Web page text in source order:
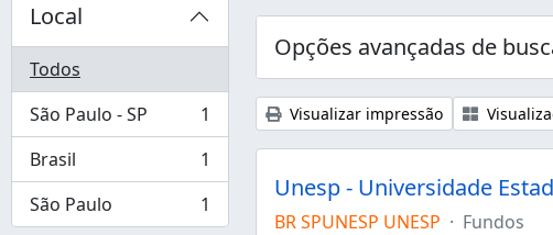
Local
Todos
São Paulo - SP
, 1 resultados
1
Brasil
, 1 resultados
1
São Paulo
, 1 resultados 1
Opções avançadas de
Visualizar impressão
Unesp - Universidade
BR SPUNESP UNESP · Fundos